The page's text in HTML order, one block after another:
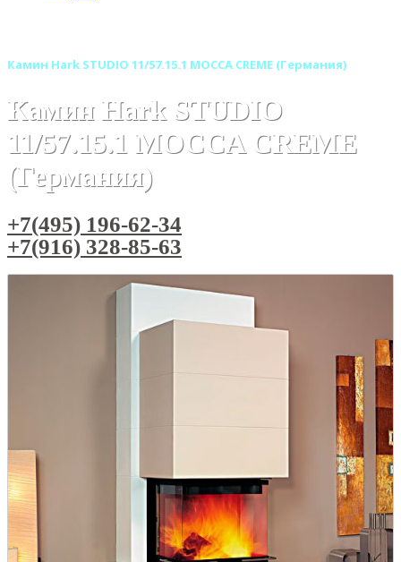
Камин Hark STUDIO 11/57.15.1 MOCCA CREME (Германия)
Камин Hark STUDIO
11/57.15.1 MOCCA CREME
(Германия)
+7(495) 196-62-34
+7(916) 328-85-63